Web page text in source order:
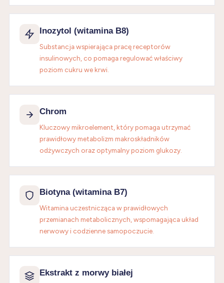
Inozytol (witamina B8)
Substancja wspierająca pracę receptorów
insulinowych, co pomaga regulować właściwy
poziom cukru we krwi.
Chrom
Kluczowy mikroelement, który pomaga utrzymać
prawidłowy metabolizm makroskładników
odżywczych oraz optymalny poziom glukozy.
Biotyna (witamina B7)
Witamina uczestnicząca w prawidłowych
przemianach metabolicznych, wspomagająca układ
nerwowy i codzienne samopoczucie.
Ekstrakt z morwy białej